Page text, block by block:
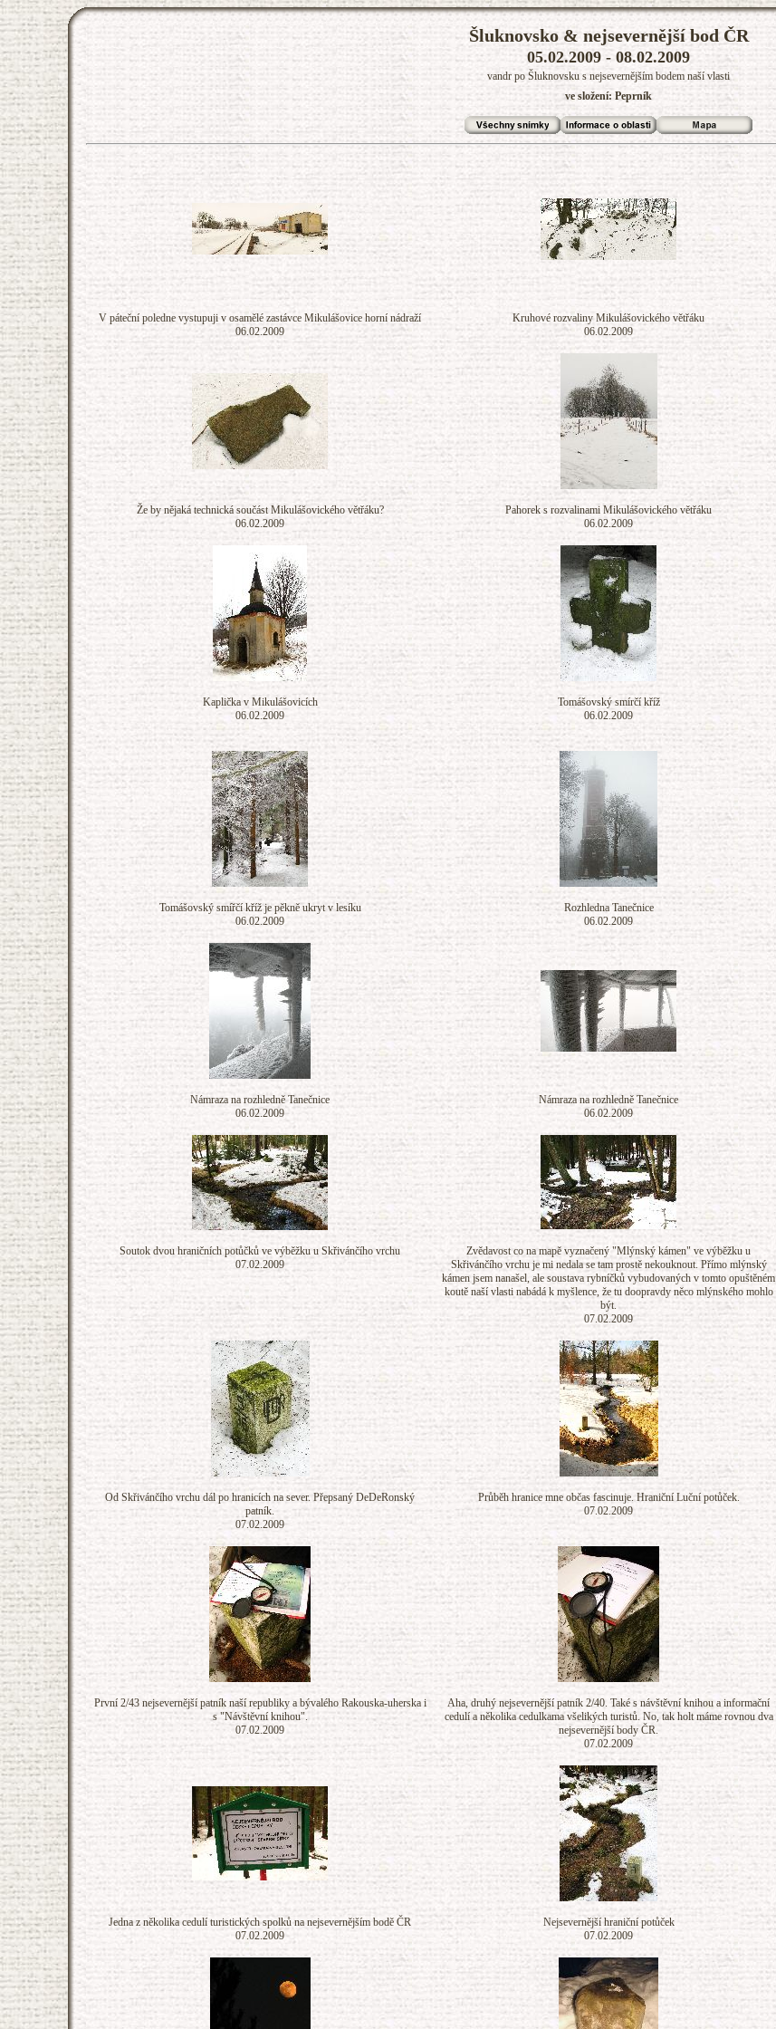
Šluknovsko & nejsevernější bod ČR
05.02.2009 - 08.02.2009
vandr po Šluknovsku s nejsevernějším bodem naší vlasti
ve složení: Peprník
V páteční poledne vystupuji v osamělé zastávce Mikulášovice horní nádraží
06.02.2009
Kruhové rozvaliny Mikulášovického větřáku
06.02.2009
Že by nějaká technická součást Mikulášovického větřáku?
06.02.2009
Pahorek s rozvalinami Mikulášovického větřáku
06.02.2009
Kaplička v Mikulášovicích
06.02.2009
Tomášovský smírčí kříž
06.02.2009
Tomášovský smířčí kříž je pěkně ukryt v lesíku
06.02.2009
Rozhledna Tanečnice
06.02.2009
Námraza na rozhledně Tanečnice
06.02.2009
Námraza na rozhledně Tanečnice
06.02.2009
Soutok dvou hraničních potůčků ve výběžku u Skřivánčího vrchu
07.02.2009
Zvědavost co na mapě vyznačený "Mlýnský kámen" ve výběžku u
Skřivánčího vrchu je mi nedala se tam prostě nekouknout. Přímo mlýnský
kámen jsem nanašel, ale soustava rybníčků vybudovaných v tomto opuštěném
koutě naší vlasti nabádá k myšlence, že tu doopravdy něco mlýnského mohlo
být.
07.02.2009
Od Skřivánčího vrchu dál po hranicích na sever. Přepsaný DeDeRonský
patník.
07.02.2009
Průběh hranice mne občas fascinuje. Hraniční Luční potůček.
07.02.2009
První 2/43 nejsevernější patník naší republiky a bývalého Rakouska-uherska i
s "Návštěvní knihou".
07.02.2009
Aha, druhý nejsevernější patník 2/40. Také s návštěvní knihou a informační
cedulí a několika cedulkama všelikých turistů. No, tak holt máme rovnou dva
nejsevernější body ČR.
07.02.2009
Jedna z několika cedulí turistických spolků na nejsevernějším bodě ČR
07.02.2009
Nejsevernější hraniční potůček
07.02.2009